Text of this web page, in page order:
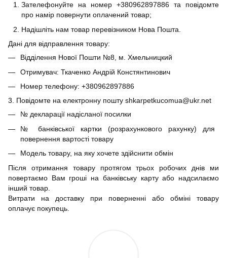
Зателефонуйте на номер +380962897886 та повідомте
про намір повернути оплачений товар;
Надішліть нам товар перевізником Нова Пошта.
Дані для відправлення товару:
Відділення Нової Пошти №8, м. Хмельницкий
Отримувач: Ткаченко Андрій Констянтинович
Номер телефону: +380962897886
3. Повідомте на електронну пошту shkarpetkucomua@ukr.net
№ декларації надісланої посилки
№ банківської картки (розрахункового рахунку) для
повернення вартості товару
Модель товару, на яку хочете здійснити обмін
Після отримання товару протягом трьох робочих днів ми
повертаємо Вам гроші на банківську карту або надсилаємо
інший товар.
Витрати на доставку при поверненні або обміні товару
оплачує покупець.